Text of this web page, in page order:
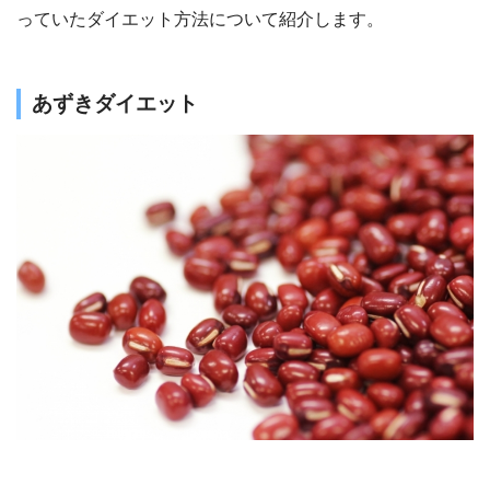
っていたダイエット方法について紹介します。
あずきダイエット